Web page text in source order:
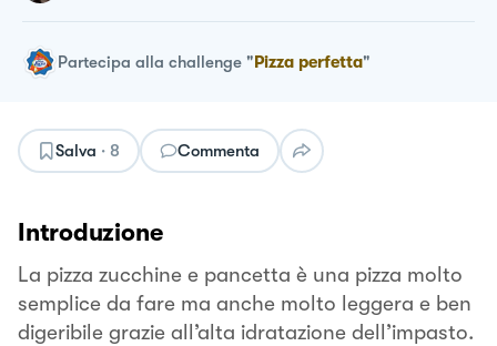
Partecipa alla challenge "Pizza perfetta"
Salva · 8 Commenta
Introduzione
La pizza zucchine e pancetta è una pizza molto
semplice da fare ma anche molto leggera e ben
digeribile grazie all’alta idratazione dell’impasto.